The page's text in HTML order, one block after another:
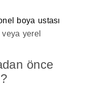
boya ustası
yerel
önce